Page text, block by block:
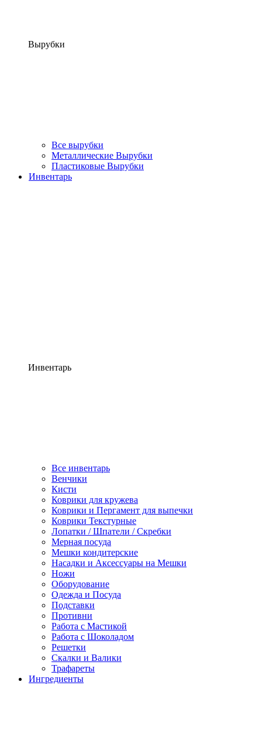
Вырубки
Все вырубки
Металлические Вырубки
Пластиковые Вырубки
Инвентарь
Инвентарь
Все инвентарь
Венчики
Кисти
Коврики для кружева
Коврики и Пергамент для выпечки
Коврики Текстурные
Лопатки / Шпатели / Скребки
Мерная посуда
Мешки кондитерские
Насадки и Аксессуары на Мешки
Ножи
Оборудование
Одежда и Посуда
Подставки
Противни
Работа с Мастикой
Работа с Шоколадом
Решетки
Скалки и Валики
Трафареты
Ингредиенты